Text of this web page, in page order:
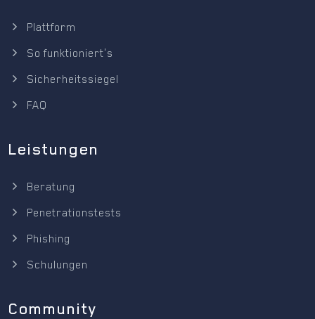
Plattform
So funktioniert's
Sicherheitssiegel
FAQ
Leistungen
Beratung
Penetrationstests
Phishing
Schulungen
Community